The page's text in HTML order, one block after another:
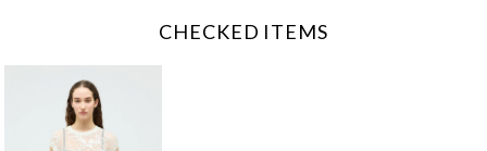
CHECKED ITEMS